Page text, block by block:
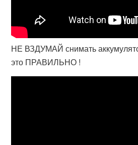
НЕ ВЗДУМАЙ снимать
это ПРАВИЛЬНО !